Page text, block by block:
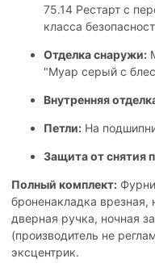
75.14 Рестарт с
класса
Отделка снаружи:
"Муар серый с
Внутренняя
Петли: На
Защита от снятия
Полный комплект:
броненакладка врезная,
дверная ручка, ночная
(производитель не
эксцентрик.